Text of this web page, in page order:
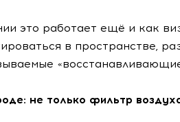
это работает ещё и как
в пространстве,
не только фильтр